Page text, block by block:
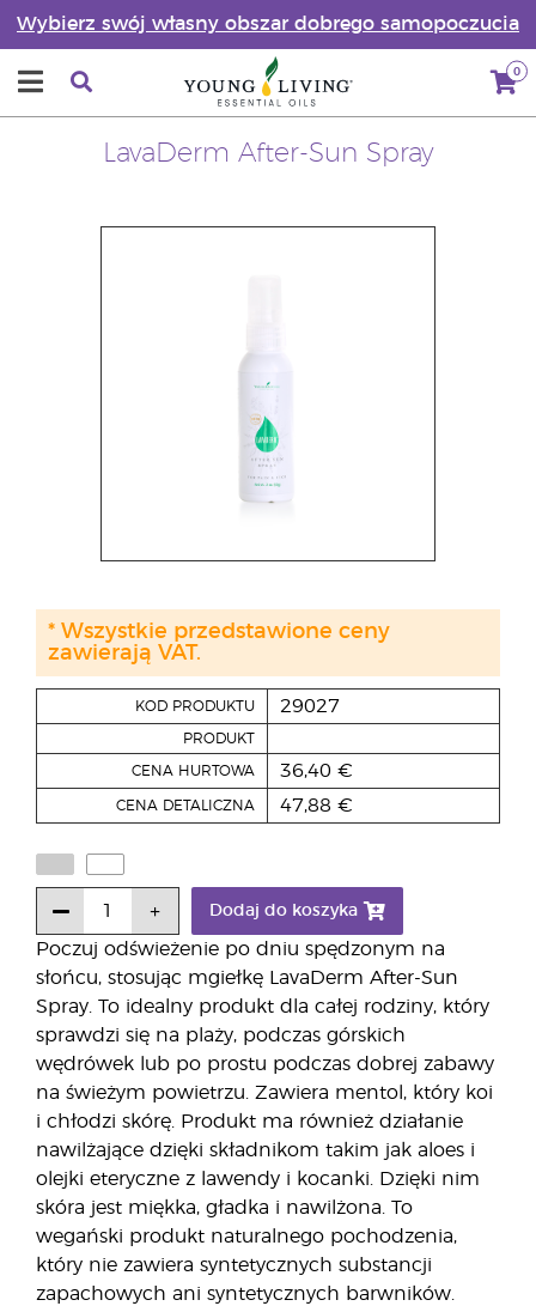
Wybierz swój własny obszar dobrego samopoczucia
0
LavaDerm After-Sun Spray
Poczuj odświeżenie po dniu spędzonym na
słońcu, stosując mgiełkę LavaDerm After-Sun
Spray. To idealny produkt dla całej rodziny, który
sprawdzi się na plaży, podczas górskich
wędrówek lub po prostu podczas dobrej zabawy
na świeżym powietrzu. Zawiera mentol, który koi
i chłodzi skórę. Produkt ma również działanie
nawilżające dzięki składnikom takim jak aloes i
olejki eteryczne z lawendy i kocanki. Dzięki nim
skóra jest miękka, gładka i nawilżona. To
wegański produkt naturalnego pochodzenia,
który nie zawiera syntetycznych substancji
zapachowych ani syntetycznych barwników.
KOD PRODUKTU 29027
PRODUKT
CENA HURTOWA 36,40 €
CENA DETALICZNA 47,88 €
Dodaj do koszyka
* Wszystkie przedstawione ceny
zawierają VAT.